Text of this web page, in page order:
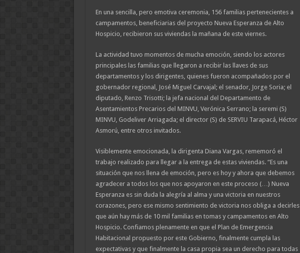
En una sencilla, pero emotiva ceremonia, 156 familias pertenecientes a
campamentos, beneficiarias del proyecto Nueva Esperanza de Alto
Hospicio, recibieron sus viviendas la mañana de este viernes.
La actividad tuvo momentos de mucha emoción, siendo los actores
principales las familias que llegaron a recibir las llaves de sus
departamentos y los dirigentes, quienes fueron acompañados por el
gobernador regional, José Miguel Carvajal; el senador, Jorge Soria; el
diputado, Renzo Trisotti; la jefa nacional del Departamento de
Asentamientos Precarios del MINVU, Verónica Serrano; la seremi (S)
MINVU, Godeliver Arriagada; el director (S) de SERVIU Tarapacá, Héctor
Asmorú, entre otros invitados.
Visiblemente emocionada, la dirigenta Diana Vargas, rememoró el
trabajo realizado para llegar a la entrega de estas viviendas. “Es una
situación que nos llena de emoción, pero es hoy y ahora que debemos
agradecer a todos los que nos apoyaron en este proceso (…) Nueva
Esperanza es sin duda la alegría al alma y una victoria en nuestros
corazones, pero ese mismo sentimiento de victoria nos obliga a decirles
que aún hay más de 10 mil familias en tomas y campamentos en Alto
Hospicio. Confiamos plenamente en que el Plan de Emergencia
Habitacional propuesto por este Gobierno, finalmente cumpla las
expectativas y que finalmente la casa propia sea un derecho para todas